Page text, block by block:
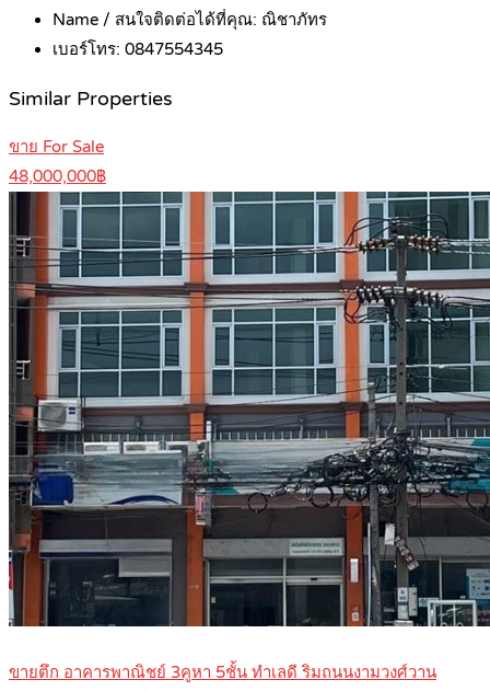
Name / สนใจติดต่อได้ที่คุณ: ณิชาภัทร
เบอร์โทร: 0847554345
Similar Properties
ขาย For Sale
48,000,000฿
ขายตึก อาคารพาณิชย์ 3คูหา 5ชั้น ทำเลดี ริมถนนงามวงศ์วาน